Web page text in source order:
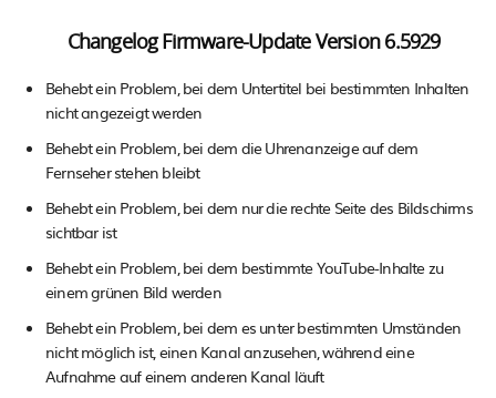
Changelog Firmware-Update Version 6.5929
Behebt ein Problem, bei dem Untertitel bei bestimmten Inhalten
nicht angezeigt werden
Behebt ein Problem, bei dem die Uhrenanzeige auf dem
Fernseher stehen bleibt
Behebt ein Problem, bei dem nur die rechte Seite des Bildschirms
sichtbar ist
Behebt ein Problem, bei dem bestimmte YouTube-Inhalte zu
einem grünen Bild werden
Behebt ein Problem, bei dem es unter bestimmten Umständen
nicht möglich ist, einen Kanal anzusehen, während eine
Aufnahme auf einem anderen Kanal läuft